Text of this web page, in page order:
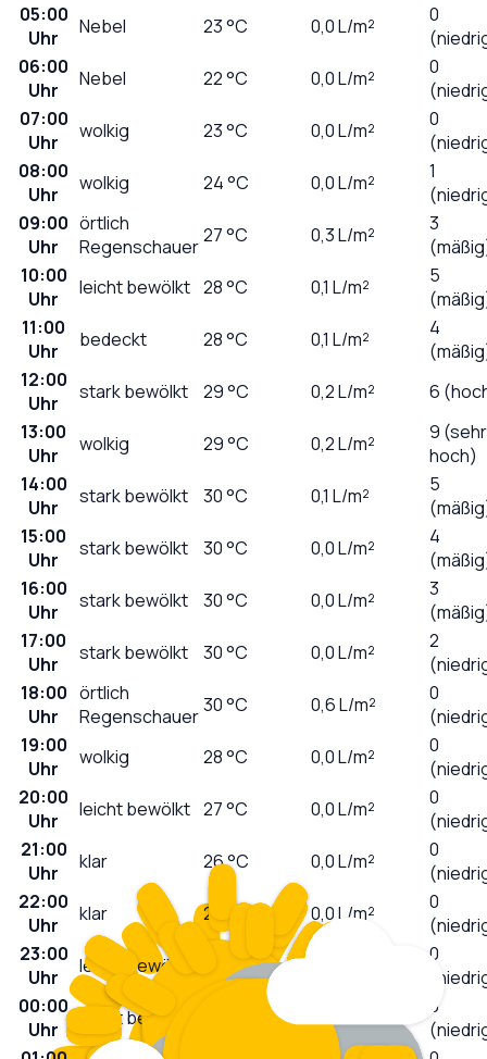
05:00
Uhr
Nebel 23°C 0,0L/m²
0
06:00
Uhr
Nebel 22°C 0,0L/m²
0
07:00
Uhr
wolkig 23°C 0,0L/m²
0
08:00
Uhr
wolkig 24°C 0,0L/m²
1
09:00
Uhr
örtlich
Regenschauer27°C 0,3L/m²
3
10:00
Uhr
leicht bewölkt 28°C 0,1 L/m²
5
11:00
Uhr
bedeckt 28°C 0,1 L/m²
4
12:00
Uhr
stark bewölkt 29°C 0,2L/m²
6
13:00
Uhr
wolkig 29°C 0,2L/m²
9 (sehr
hoch)
14:00
Uhr
stark bewölkt 30°C 0,1 L/m²
5
15:00
Uhr
stark bewölkt 30°C 0,0L/m²
4
16:00
Uhr
stark bewölkt 30°C 0,0L/m²
3
17:00
Uhr
stark bewölkt 30°C 0,0L/m²
2
18:00
Uhr
örtlich
Regenschauer30°C 0,6L/m²
0
19:00
Uhr
wolkig 28°C 0,0L/m²
0
20:00
Uhr
leicht bewölkt 27°C 0,0L/m²
0
21:00
Uhr
klar 26°C 0,0L/m²
0
22:00
Uhr
klar 25 °C 0,0L/m²
0
23:00
Uhr
leicht bewölkt °C
0
00:00
Uhr
leicht bewölkt
0